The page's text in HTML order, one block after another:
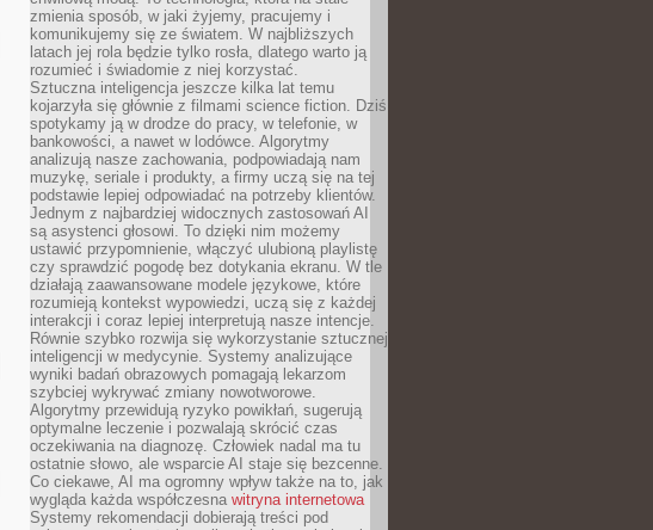
zmienia sposób, w jaki żyjemy, pracujemy i
komunikujemy się ze światem. W najbliższych
latach jej rola będzie tylko rosła, dlatego warto ją
rozumieć i świadomie z niej korzystać.
Sztuczna inteligencja jeszcze kilka lat temu
kojarzyła się głównie z filmami science fiction. Dziś
spotykamy ją w drodze do pracy, w telefonie, w
bankowości, a nawet w lodówce. Algorytmy
analizują nasze zachowania, podpowiadają nam
muzykę, seriale i produkty, a firmy uczą się na tej
podstawie lepiej odpowiadać na potrzeby klientów.
Jednym z najbardziej widocznych zastosowań AI
są asystenci głosowi. To dzięki nim możemy
ustawić przypomnienie, włączyć ulubioną playlistę
czy sprawdzić pogodę bez dotykania ekranu. W tle
działają zaawansowane modele językowe, które
rozumieją kontekst wypowiedzi, uczą się z każdej
interakcji i coraz lepiej interpretują nasze intencje.
Równie szybko rozwija się wykorzystanie sztucznej
inteligencji w medycynie. Systemy analizujące
wyniki badań obrazowych pomagają lekarzom
szybciej wykrywać zmiany nowotworowe.
Algorytmy przewidują ryzyko powikłań, sugerują
optymalne leczenie i pozwalają skrócić czas
oczekiwania na diagnozę. Człowiek nadal ma tu
ostatnie słowo, ale wsparcie AI staje się bezcenne.
Co ciekawe, AI ma ogromny wpływ także na to, jak
wygląda każda współczesna witryna internetowa
Systemy rekomendacji dobierają treści pod